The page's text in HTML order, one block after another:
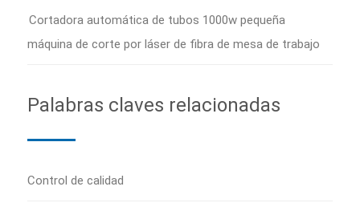
Cortadora automática de tubos 1000w pequeña
máquina de corte por láser de fibra de mesa de trabajo
Palabras claves relacionadas
Control de calidad